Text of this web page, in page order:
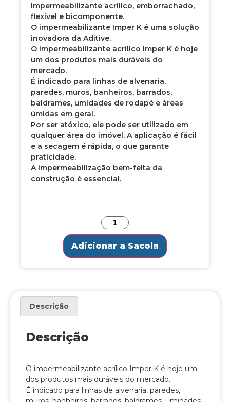
Impermeabilizante acrílico, emborrachado,
flexível e bicomponente.
O impermeabilizante Imper K é uma solução
inovadora da Aditive.
O impermeabilizante acrílico Imper K é hoje
um dos produtos mais duráveis do
mercado.
É indicado para linhas de alvenaria,
paredes, muros, banheiros, barrados,
baldrames, umidades de rodapé e áreas
úmidas em geral.
Por ser atóxico, ele pode ser utilizado em
qualquer área do imóvel. A aplicação é fácil
e a secagem é rápida, o que garante
praticidade.
A impermeabilização bem-feita da
construção é essencial.
Adicionar a Sacola
Descrição
Descrição
O impermeabilizante acrílico Imper K é hoje um
dos produtos mais duráveis do mercado.
É indicado para linhas de alvenaria, paredes,